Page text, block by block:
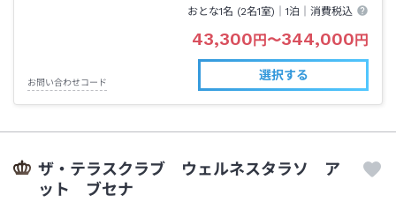
おとな1名 (2名1室)｜1泊 ｜消費税込
43,300円〜344,000円
お問い合わせコード
選択する
ザ・テラスクラブ ウェルネスタラソ ア
ット ブセナ